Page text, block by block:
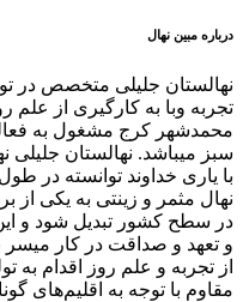
درباره مبین نهال
نهالستان جلیلی متخصص در
تجربه وبا به کارگیری از علم
محمدشهر کرج مشغول به
سبز میباشد. نهالستان
با یاری خداوند توانسته در
نهال مثمر و زینتی به یکی از
در سطح کشور تبدیل شود و
و تعهد و صداقت در کار
از تجربه و علم روز اقدام به
مقاوم با توجه به اقلیم‌های